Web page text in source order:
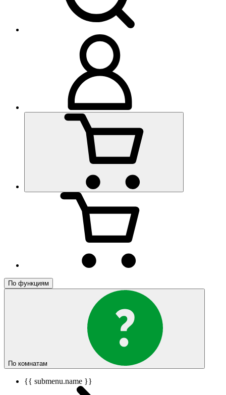
По функциям
По комнатам
{{ submenu.name }}